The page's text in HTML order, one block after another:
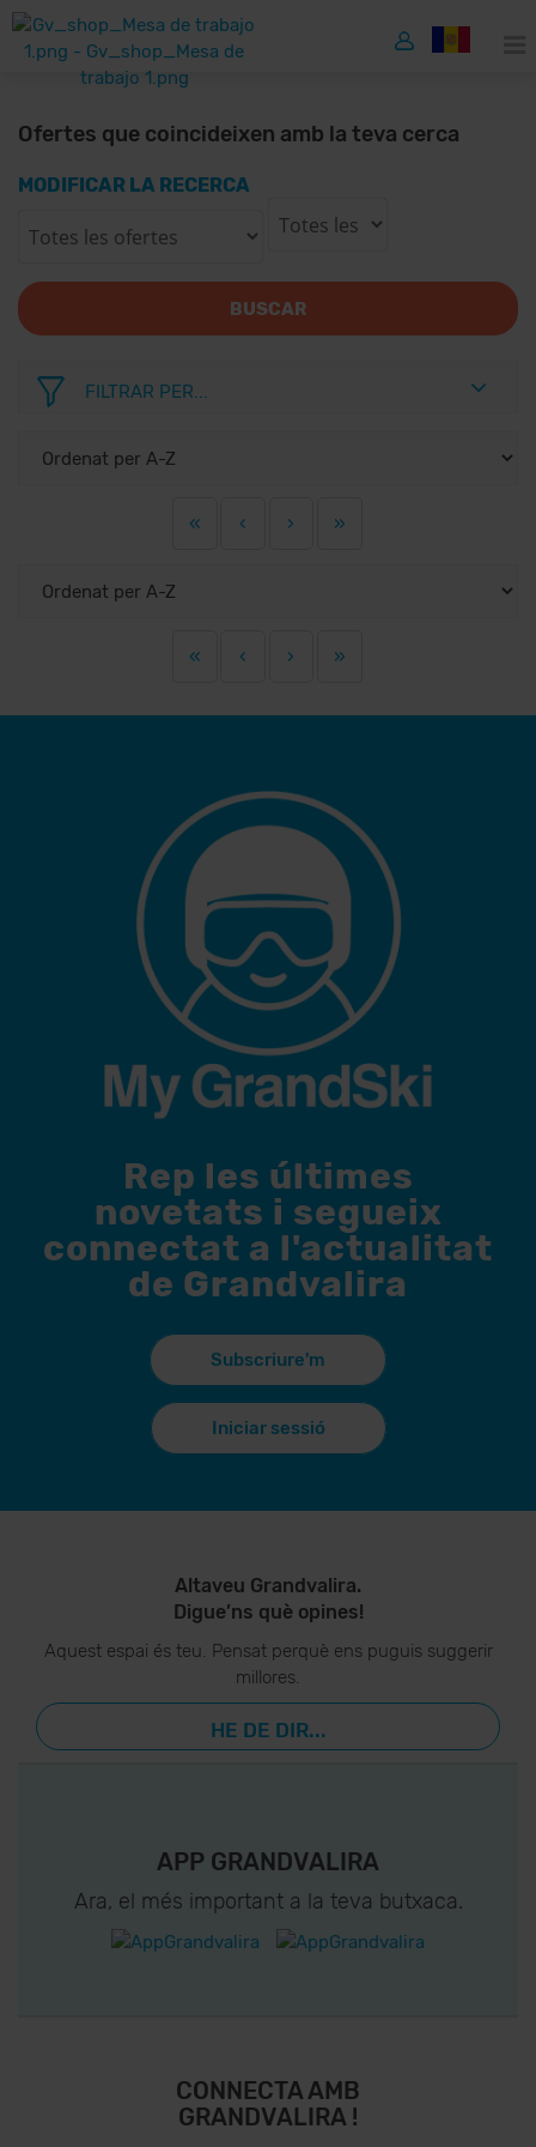
Ofertes que coincideixen amb la teva cerca
MODIFICAR LA RECERCA
BUSCAR
FILTRAR PER...
« ‹ › »
« ‹ › »
Rep les últimes
novetats i segueix
connectat a l'actualitat
de Grandvalira
Subscriure'm
Iniciar sessió
Altaveu Grandvalira.
Digue’ns què opines!
Aquest espai és teu. Pensat perquè ens puguis suggerir
millores.
HE DE DIR...
APP GRANDVALIRA
Ara, el més important a la teva butxaca.
CONNECTA AMB
GRANDVALIRA !